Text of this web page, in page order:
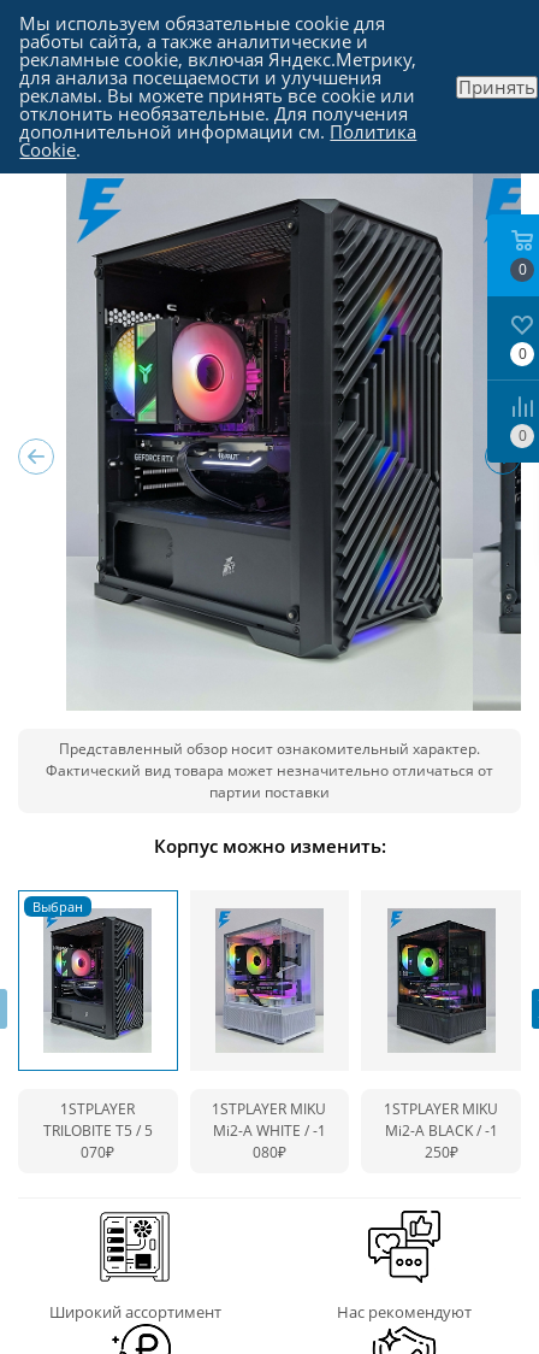
Каталог - Компьютеры в Москве
Представленный обзор носит ознакомительный характер.
Фактический вид товара может незначительно отличаться от
партии поставки
Корпус можно изменить:
1STPLAYER
TRILOBITE T5 / 5
070₽
1STPLAYER MIKU
Mi2-A WHITE /-1
080₽
1STPLAYER MIKU
Mi2-A BLACK /-1
250₽
Широкий ассортимент Нас рекомендуют
0
0
0
Мы используем обязательные cookie для
работы сайта, а также аналитические и
рекламные cookie, включая Яндекс.Метрику,
для анализа посещаемости и улучшения
рекламы. Вы можете принять все cookie или
отклонить необязательные. Для получения
дополнительной информации см. Политика
Cookie.
Принять